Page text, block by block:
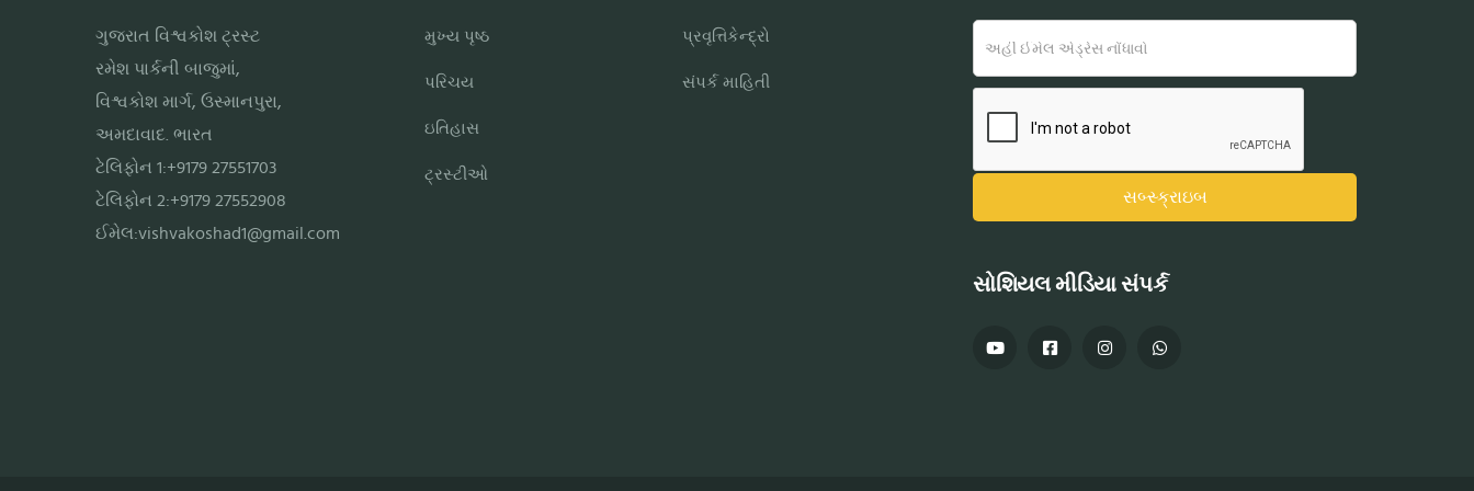
ગુજરાત વિશ્વકોશ ટ્રસ્ટ
રમેશ પાર્કની બાજુમાં,
વિશ્વકોશ માર્ગ, ઉસ્માનપુરા,
અમદાવાદ. ભારત
ટેલિફોન 1:+9179 27551703
ટેલિફોન 2:+9179 27552908
ઈમેલ:vishvakoshad1@gmail.com
મુખ્ય પૃષ્ઠ
પરિચય
ઇતિહાસ
ટ્રસ્ટીઓ
પ્રવૃત્તિકેન્દ્રો
સંપર્ક માહિતી
સોશિયલ મીડિયા સંપર્ક